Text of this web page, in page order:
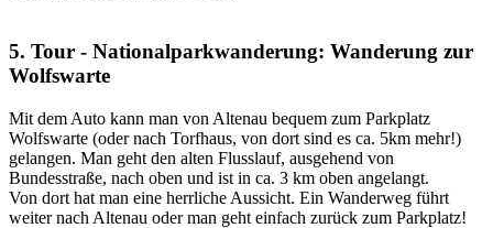
5. Tour - Nationalparkwanderung: Wanderung zur
Wolfswarte
Mit dem Auto kann man von Altenau bequem zum Parkplatz
Wolfswarte (oder nach Torfhaus, von dort sind es ca. 5km mehr!)
gelangen. Man geht den alten Flusslauf, ausgehend von
Bundesstraße, nach oben und ist in ca. 3 km oben angelangt.
Von dort hat man eine herrliche Aussicht. Ein Wanderweg führt
weiter nach Altenau oder man geht einfach zurück zum Parkplatz!